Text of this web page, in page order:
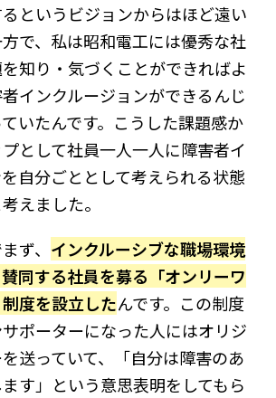
というビジョンからはほど遠い
で、私は昭和電工には優秀な社
知り・気づくことができればよ
インクルージョンができるんじ
いたんです。こうした課題感か
として社員一人一人に障害者イ
自分ごととして考えられる状態
えました。
ず、 インクルーシブな職場環境
同する社員を募る「オンリーワ
度を設立したんです。この制度
ポーターになった人にはオリジ
送っていて、「自分は障害のあ
す」という意思表明をしてもら